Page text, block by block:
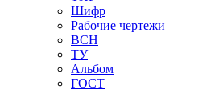
Шифр
Рабочие чертежи
ВСН
ТУ
Альбом
ГОСТ